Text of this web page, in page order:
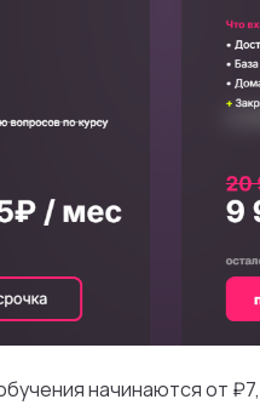
начинаются от